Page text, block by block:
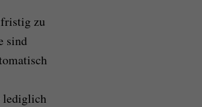
zu
sind
lediglich